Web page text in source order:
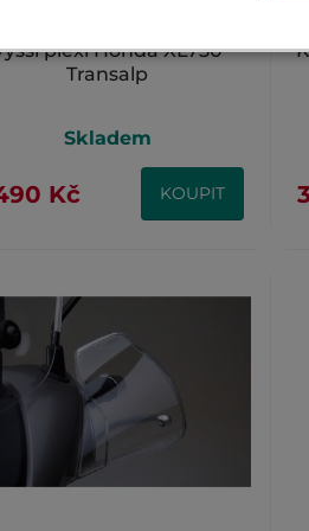
plexi Honda XL750
Transalp
Skladem
Kč KOUPIT